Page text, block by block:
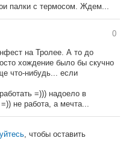
палки с термосом. Ждем...
0
на Тролее. А то до
хождение было бы скучно
что-нибудь... если
=))) надоело в
не работа, а мечта...
, чтобы оставить